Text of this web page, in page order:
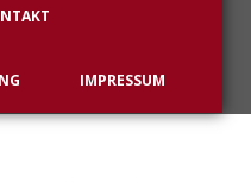
IMPRESSUM